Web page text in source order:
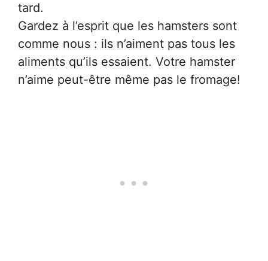
tard.
Gardez à l’esprit que les hamsters sont
comme nous : ils n’aiment pas tous les
aliments qu’ils essaient. Votre hamster
n’aime peut-être même pas le fromage!